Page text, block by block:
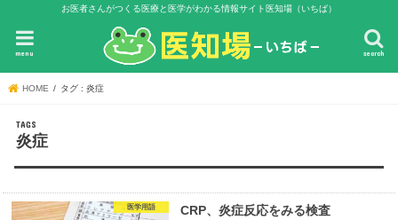
お医者さんがつくる医療と医学がわかる情報サイト医知場（いちば）
search
menu
HOME タグ : 炎症
炎症
医学用語 CRP、炎症反応をみる検査